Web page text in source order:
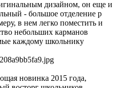
дизайном, он еще и
- большое отделение р
в нем легко поместить и
небольших карманов
каждому школьнику
новинка 2015 года,